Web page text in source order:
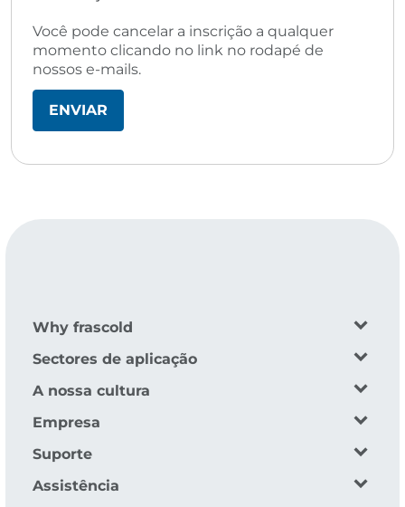
Você pode cancelar a inscrição a qualquer
momento clicando no link no rodapé de
nossos e-mails.
Why frascold
Sectores de aplicação
A nossa cultura
Empresa
Suporte
Assistência